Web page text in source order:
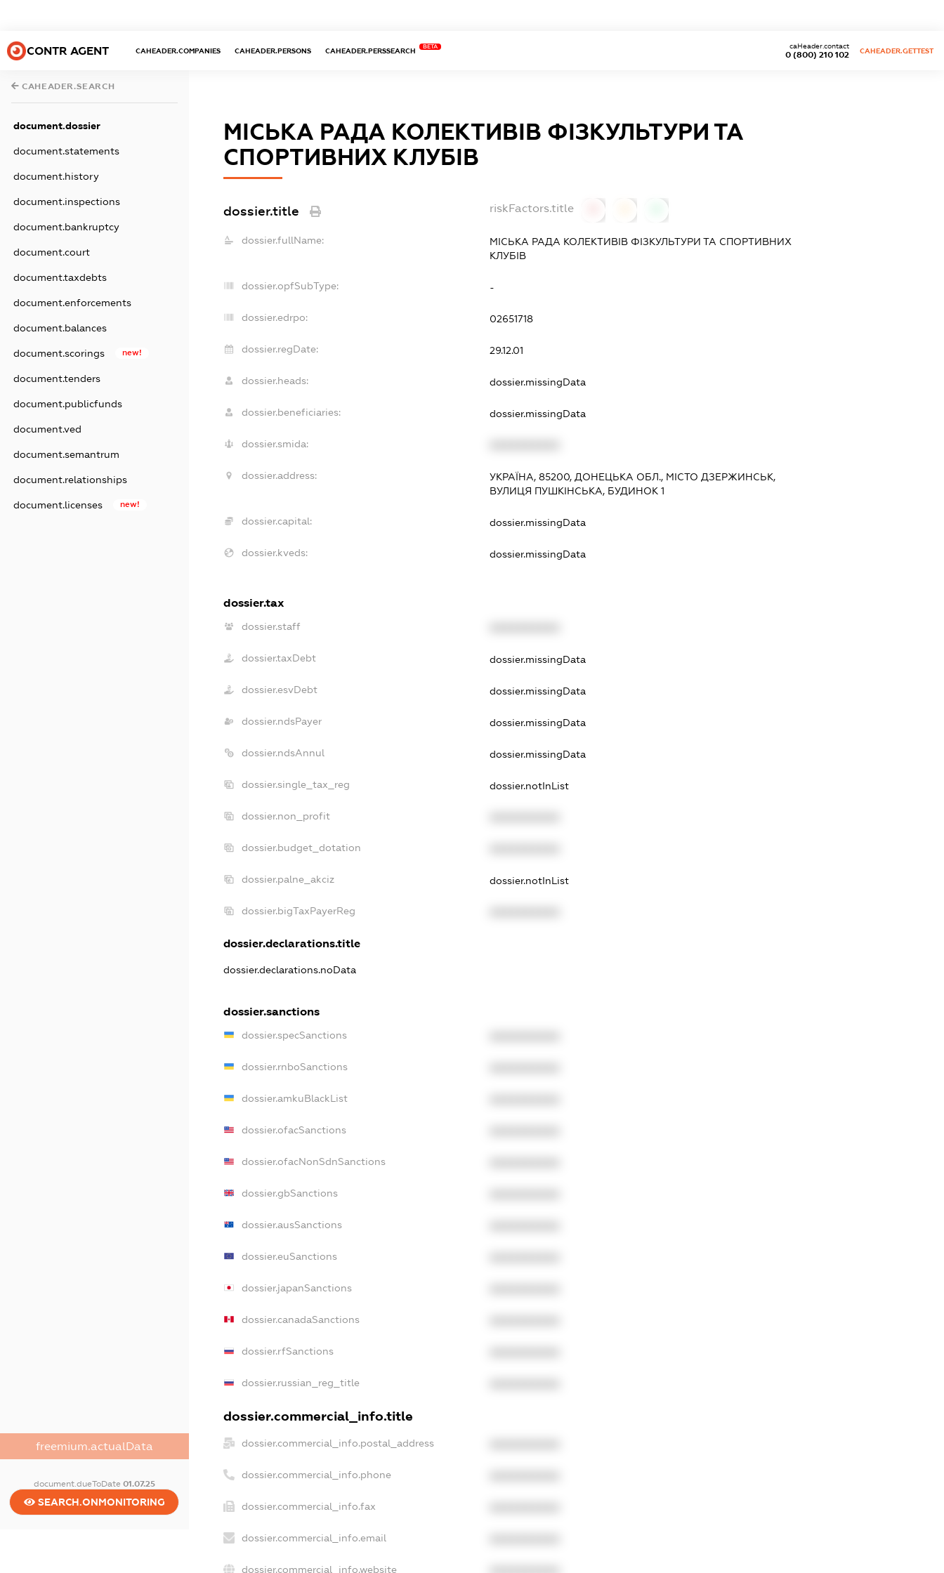
CONTR AGENT CAHEADER.COMPANIES CAHEADER.PERSONS CAHEADER.PERSSEARCH
BETA
0 (800) 210 102
caHeader.contact
CAHEADER.GETTEST
CAHEADER.SEARCH
document.dossier
document.statements
document.history
document.inspections
document.bankruptcy
document.court
document.taxdebts
document.enforcements
document.balances
document.scorings new!
document.tenders
document.publicfunds
document.ved
document.semantrum
document.relationships
document.licenses new!
freemium.actualData
document.dueToDate 01.07.25
SEARCH.ONMONITORING
МІСЬКА РАДА КОЛЕКТИВІВ ФІЗКУЛЬТУРИ ТА
СПОРТИВНИХ КЛУБІВ
dossier.title riskFactors.title
dossier.fullName:
МІСЬКА РАДА КОЛЕКТИВІВ ФІЗКУЛЬТУРИ ТА СПОРТИВНИХ
КЛУБІВ
dossier.opfSubType: -
dossier.edrpo: 02651718
dossier.regDate: 29.12.01
dossier.heads: dossier.missingData
dossier.beneficiaries: dossier.missingData
dossier.smida:
dossier.address:
УКРАЇНА, 85200, ДОНЕЦЬКА ОБЛ., МІСТО ДЗЕРЖИНСЬК,
ВУЛИЦЯ ПУШКІНСЬКА, БУДИНОК 1
dossier.capital: dossier.missingData
dossier.kveds: dossier.missingData
dossier.tax
dossier.staff
dossier.taxDebt dossier.missingData
dossier.esvDebt dossier.missingData
dossier.ndsPayer dossier.missingData
dossier.ndsAnnul dossier.missingData
dossier.single_tax_reg dossier.notInList
dossier.non_profit
dossier.budget_dotation
dossier.palne_akciz dossier.notInList
dossier.bigTaxPayerReg
dossier.declarations.title
dossier.declarations.noData
dossier.sanctions
dossier.specSanctions
dossier.rnboSanctions
dossier.amkuBlackList
dossier.ofacSanctions
dossier.ofacNonSdnSanctions
dossier.gbSanctions
dossier.ausSanctions
dossier.euSanctions
dossier.japanSanctions
dossier.canadaSanctions
dossier.rfSanctions
dossier.russian_reg_title
dossier.commercial_info.title
dossier.commercial_info.postal_address
dossier.commercial_info.phone
dossier.commercial_info.fax
dossier.commercial_info.email
dossier.commercial_info.website